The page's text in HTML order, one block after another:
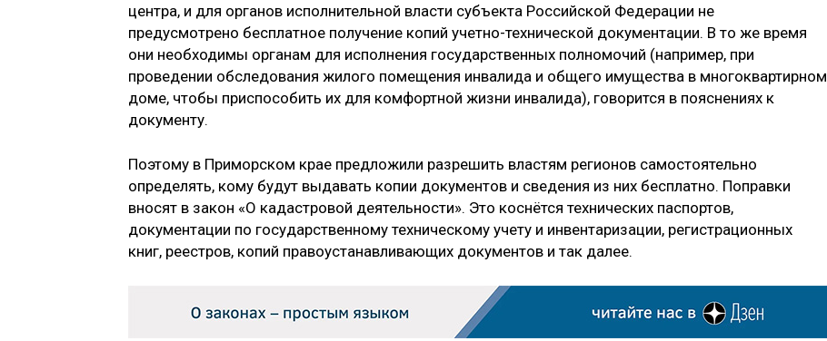
центра, и для органов исполнительной власти субъекта Российской Федерации не
предусмотрено бесплатное получение копий учетно-технической документации. В то же время
они необходимы органам для исполнения государственных полномочий (например, при
проведении обследования жилого помещения инвалида и общего имущества в многоквартирном
доме, чтобы приспособить их для комфортной жизни инвалида), говорится в пояснениях к
документу.
Поэтому в Приморском крае предложили разрешить властям регионов самостоятельно
определять, кому будут выдавать копии документов и сведения из них бесплатно. Поправки
вносят в закон «О кадастровой деятельности». Это коснётся технических паспортов,
документации по государственному техническому учету и инвентаризации, регистрационных
книг, реестров, копий правоустанавливающих документов и так далее.